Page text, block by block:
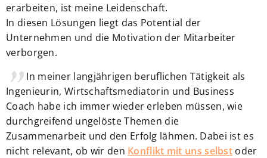
erarbeiten, ist meine Leidenschaft.
In diesen Lösungen liegt das Potential der
Unternehmen und die Motivation der Mitarbeiter
verborgen.
In meiner langjährigen beruflichen Tätigkeit als
Ingenieurin, Wirtschaftsmediatorin und Business
Coach habe ich immer wieder erleben müssen, wie
durchgreifend ungelöste Themen die
Zusammenarbeit und den Erfolg lähmen. Dabei ist es
nicht relevant, ob wir den Konflikt mit uns selbst oder